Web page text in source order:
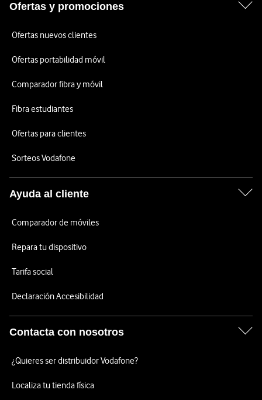
Ofertas y promociones
Ofertas nuevos clientes
Ofertas portabilidad móvil
Comparador fibra y móvil
Fibra estudiantes
Ofertas para clientes
Sorteos Vodafone
Ayuda al cliente
Comparador de móviles
Repara tu dispositivo
Tarifa social
Declaración Accesibilidad
Contacta con nosotros
¿Quieres ser distribuidor Vodafone?
Localiza tu tienda física